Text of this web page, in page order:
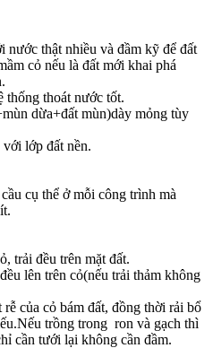
nước thật nhiều và đầm kỹ để đất
cỏ nếu là đất mới khai phá
thống thoát nước tốt.
dừa+đất mùn)dày mỏng tùy
lớp đất nền.
cụ thể ở mỗi công trình mà
trải đều trên mặt đất.
lên trên cỏ(nếu trải thảm không
của cỏ bám đất, đồng thời rải bổ
trồng trong ron và gạch thì
cần tưới lại không cần đầm.